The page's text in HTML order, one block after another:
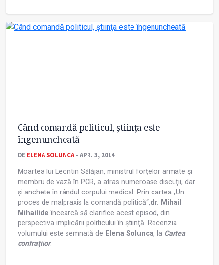
Când comandă politicul, ştiinţa este
îngenuncheată
DE ELENA SOLUNCA- APR. 3, 2014
Moartea lui Leontin Sălăjan, ministrul forţelor armate şi
membru de vază în PCR, a atras numeroase discuţii, dar
şi anchete în rândul corpului medical. Prin cartea „Un
proces de malpraxis la comandă politică“,dr. Mihail
Mihailideîncearcă să clarifice acest episod, din
perspectiva implicării politicului în ştiinţă. Recenzia
volumului este semnată de Elena Solunca, la Cartea
confraţilor.